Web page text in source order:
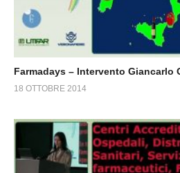
Farmadays – Intervento Giancarlo
18 OTTOBRE 2014